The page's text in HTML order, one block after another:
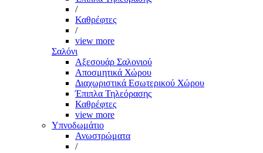
/
Καθρέφτες
/
view more
Σαλόνι
Αξεσουάρ Σαλονιού
Αποσμητικά Χώρου
Διαχωριστικά Εσωτερικού Χώρου
Έπιπλα Τηλεόρασης
Καθρέφτες
view more
Υπνοδωμάτιο
Ανωστρώματα
/